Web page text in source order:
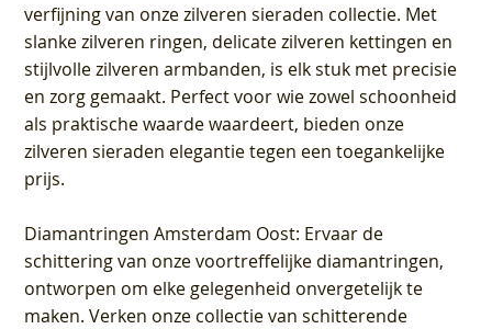
verfijning van onze zilveren sieraden collectie. Met
slanke zilveren ringen, delicate zilveren kettingen en
stijlvolle zilveren armbanden, is elk stuk met precisie
en zorg gemaakt. Perfect voor wie zowel schoonheid
als praktische waarde waardeert, bieden onze
zilveren sieraden elegantie tegen een toegankelijke
prijs.
Diamantringen Amsterdam Oost: Ervaar de
schittering van onze voortreffelijke diamantringen,
ontworpen om elke gelegenheid onvergetelijk te
maken. Verken onze collectie van schitterende